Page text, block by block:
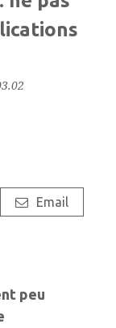
Email
peu